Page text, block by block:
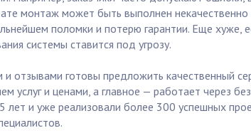
монтаж может быть выполнен
поломки и потерю гарантии. Еще хуже,
системы ставится под угрозу.
отзывами готовы предложить качественный
услуг и ценами, а главное — работает через
и уже реализовали более 300 успешных